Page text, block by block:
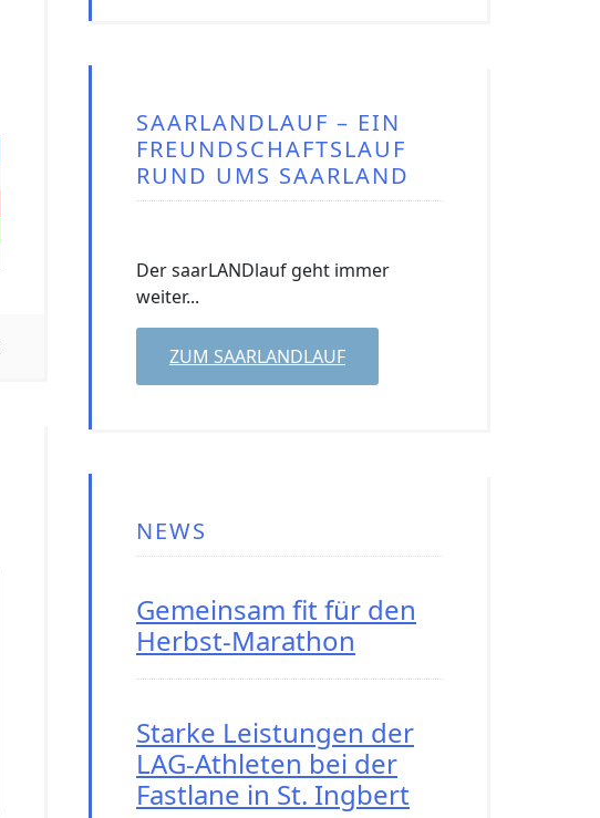
SAARLANDLAUF – EIN
FREUNDSCHAFTSLAUF
RUND UMS SAARLAND
Der saarLANDlauf geht immer
weiter...
ZUM SAARLANDLAUF
NEWS
Gemeinsam fit für den
Herbst-Marathon
Starke Leistungen der
LAG-Athleten bei der
Fastlane in St. Ingbert